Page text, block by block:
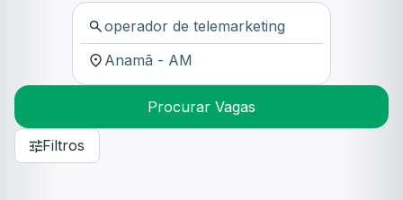
Procurar Vagas
Filtros